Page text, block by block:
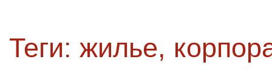
Теги: жилье,